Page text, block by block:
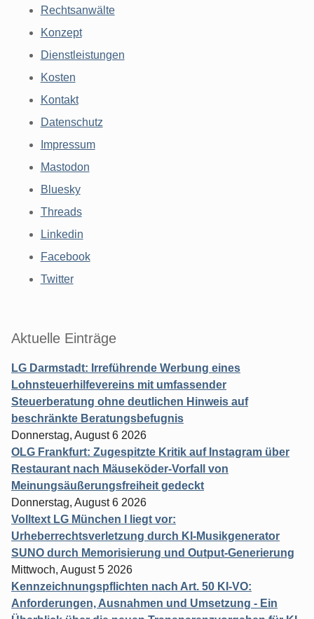
Rechtsanwälte
Konzept
Dienstleistungen
Kosten
Kontakt
Datenschutz
Impressum
Mastodon
Bluesky
Threads
Linkedin
Facebook
Twitter
Aktuelle Einträge
LG Darmstadt: Irreführende Werbung eines
Lohnsteuerhilfevereins mit umfassender
Steuerberatung ohne deutlichen Hinweis auf
beschränkte Beratungsbefugnis
Donnerstag, August 6 2026
OLG Frankfurt: Zugespitzte Kritik auf Instagram über
Restaurant nach Mäuseköder-Vorfall von
Meinungsäußerungsfreiheit gedeckt
Donnerstag, August 6 2026
Volltext LG München I liegt vor:
Urheberrechtsverletzung durch KI-Musikgenerator
SUNO durch Memorisierung und Output-Generierung
Mittwoch, August 5 2026
Kennzeichnungspflichten nach Art. 50 KI-VO:
Anforderungen, Ausnahmen und Umsetzung - Ein